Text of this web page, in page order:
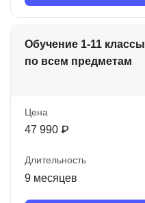
Обучение 1-11 классы
по всем предметам
Цена
47 990 ₽
Длительность
9 месяцев